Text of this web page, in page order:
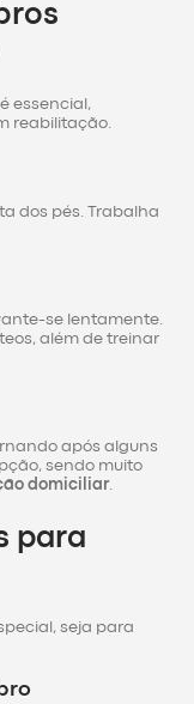
essencial,
reabilitação.
dos pés. Trabalha
se lentamente.
além de treinar
após alguns
sendo muito
domiciliar.
para
seja para